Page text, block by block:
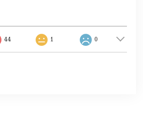
44 1 0